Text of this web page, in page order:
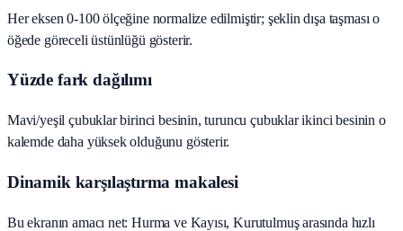
Her eksen 0-100 ölçeğine normalize edilmiştir; şeklin dışa taşması o
öğede göreceli üstünlüğü gösterir.
Yüzde fark dağılımı
Mavi/yeşil çubuklar birinci besinin, turuncu çubuklar ikinci besinin o
kalemde daha yüksek olduğunu gösterir.
Dinamik karşılaştırma makalesi
Bu ekranın amacı net: Hurma ve Kayısı, Kurutulmuş arasında hızlı